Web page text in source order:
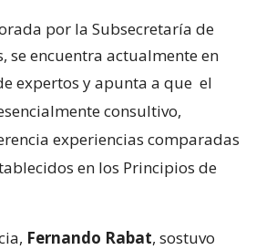
por la Subsecretaría de
se encuentra actualmente en
expertos y apunta a que el
consultivo,
experiencias comparadas
en los Principios de
Fernando Rabat, sostuvo